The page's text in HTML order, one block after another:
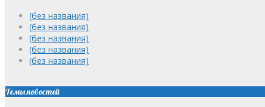
(без названия)
(без названия)
(без названия)
(без названия)
(без названия)
Темы новостей